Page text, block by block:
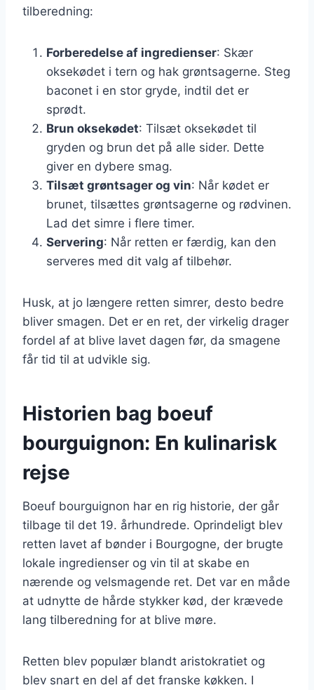
tilberedning:
Forberedelse af ingredienser: Skær
oksekødet i tern og hak grøntsagerne. Steg
baconet i en stor gryde, indtil det er
sprødt.
Brun oksekødet: Tilsæt oksekødet til
gryden og brun det på alle sider. Dette
giver en dybere smag.
Tilsæt grøntsager og vin: Når kødet er
brunet, tilsættes grøntsagerne og rødvinen.
Lad det simre i flere timer.
Servering: Når retten er færdig, kan den
serveres med dit valg af tilbehør.
Husk, at jo længere retten simrer, desto bedre
bliver smagen. Det er en ret, der virkelig drager
fordel af at blive lavet dagen før, da smagene
får tid til at udvikle sig.
Historien bag boeuf
bourguignon: En kulinarisk
rejse
Boeuf bourguignon har en rig historie, der går
tilbage til det 19. århundrede. Oprindeligt blev
retten lavet af bønder i Bourgogne, der brugte
lokale ingredienser og vin til at skabe en
nærende og velsmagende ret. Det var en måde
at udnytte de hårde stykker kød, der krævede
lang tilberedning for at blive møre.
Retten blev populær blandt aristokratiet og
blev snart en del af det franske køkken. I